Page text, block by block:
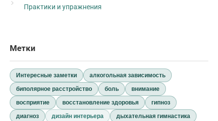
Практики и упражнения
Метки
Интересные заметки
алкогольная зависимость
биполярное расстройство
боль
внимание
восприятие
восстановление здоровья
гипноз
диагноз
дизайн интерьера
дыхательная гимнастика